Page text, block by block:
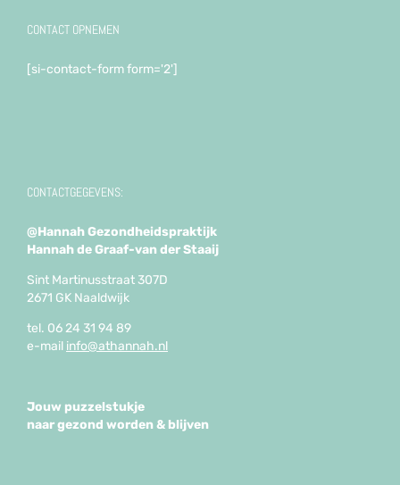
CONTACT OPNEMEN
[si-contact-form form='2']
CONTACTGEGEVENS:
@Hannah Gezondheidspraktijk
Hannah de Graaf-van der Staaij
Sint Martinusstraat 307D
2671 GK Naaldwijk
tel. 06 24 31 94 89
e-mail info@athannah.nl
Jouw puzzelstukje
naar gezond worden & blijven